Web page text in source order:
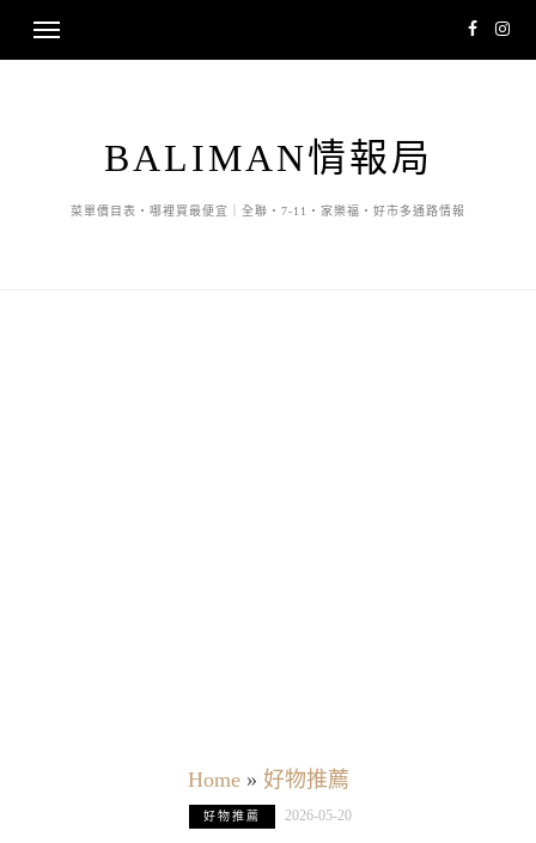
BALIMAN情報局
菜單價目表・哪裡買最便宜｜全聯・7-11・家樂福・好市多通路情報
Home» 好物推薦
好物推薦 2026-05-20